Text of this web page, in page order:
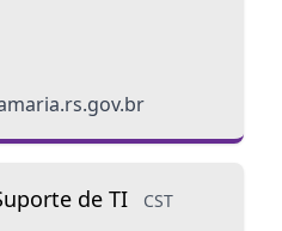
de TI CST